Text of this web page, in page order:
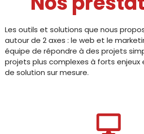
Les outils et solutions que nous
autour de 2 axes : le web et le
équipe de répondre à des projets
projets plus complexes à forts enjeux
de solution sur mesure.